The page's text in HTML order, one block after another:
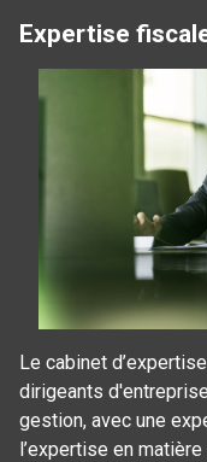
Expertise
Le cabinet
dirigeants
gestion, avec une
l’expertise en